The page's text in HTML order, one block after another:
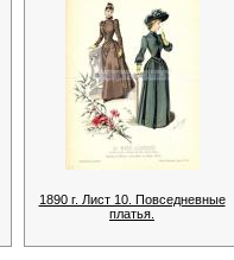
1890 г. Лист 10. Повседневные
платья.